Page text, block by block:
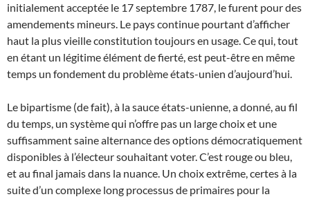
initialement acceptée le 17 septembre 1787, le furent pour des
amendements mineurs. Le pays continue pourtant d’afficher
haut la plus vieille constitution toujours en usage. Ce qui, tout
en étant un légitime élément de fierté, est peut-être en même
temps un fondement du problème états-unien d’aujourd’hui.
Le bipartisme (de fait), à la sauce états-unienne, a donné, au fil
du temps, un système qui n’offre pas un large choix et une
suffisamment saine alternance des options démocratiquement
disponibles à l’électeur souhaitant voter. C’est rouge ou bleu,
et au final jamais dans la nuance. Un choix extrême, certes à la
suite d’un complexe long processus de primaires pour la